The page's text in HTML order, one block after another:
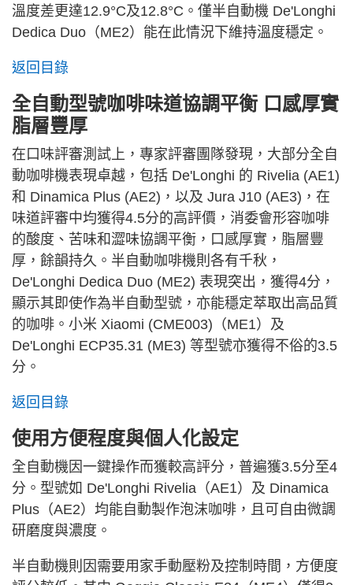
溫度差更達12.9°C及12.8°C。僅半自動機 De'Longhi
Dedica Duo（ME2）能在此情況下維持溫度穩定。
返回目錄
全自動型號咖啡味道協調平衡 口感厚實
脂層豐厚
在口味評審測試上，專家評審團隊發現，大部分全自
動咖啡機表現卓越，包括 De'Longhi 的 Rivelia (AE1)
和 Dinamica Plus (AE2)，以及 Jura J10 (AE3)，在
味道評審中均獲得4.5分的高評價，消委會形容咖啡
的酸度、苦味和澀味協調平衡，口感厚實，脂層豐
厚，餘韻持久。半自動咖啡機則各有千秋，
De'Longhi Dedica Duo (ME2) 表現突出，獲得4分，
顯示其即使作為半自動型號，亦能穩定萃取出高品質
的咖啡。小米 Xiaomi (CME003)（ME1）及
De'Longhi ECP35.31 (ME3) 等型號亦獲得不俗的3.5
分。
返回目錄
使用方便程度與個人化設定
全自動機因一鍵操作而獲較高評分，普遍獲3.5分至4
分。型號如 De'Longhi Rivelia（AE1）及 Dinamica
Plus（AE2）均能自動製作泡沫咖啡，且可自由微調
研磨度與濃度。
半自動機則因需要用家手動壓粉及控制時間，方便度